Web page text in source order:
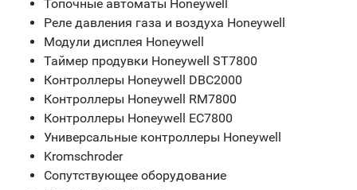
Топочные автоматы Honeywell
Реле давления газа и воздуха Honeywell
Модули дисплея Honeywell
Таймер продувки Honeywell ST7800
Контроллеры Honeywell DBC2000
Контроллеры Honeywell RM7800
Контроллеры Honeywell EC7800
Универсальные контроллеры Honeywell
Kromschroder
Сопутствующее оборудование